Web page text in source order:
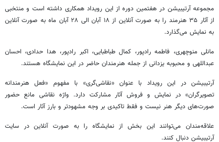
مجموعه آرتیبیشن در هفتمین دوره از این رویداد همکاری داشته است و منتخبی
از آثار ۳۵ هنرمند را به صورت آنلاین از ۱۸ آبان الی ۲۸ آبان ماه به صورت آنلاین
به نمایش می‌گذارد.
مانلی منوچهری، فاطمه رادپور، کمال طباطبایی، اکبر رادپور، هدا حدادی، احسان
عبداللهی و محبوبه یزدانی از جمله هنرمندان حاضر در این نمایشگاه هستند.
آرتیبیشن در این رویداد با عنوان «نقاشی‌گری» با مفهوم «فعل هنرمندانه
تصویرگران» در نمایش و فروش آثار مشارکت دارد. واژه نقاشی مانع حضور
صورت‌های دیگر هنر نیست و فقط تاکیدی بر وجه مشهودتر و بارز آثار است.
علاقه‌مندان می‌توانند این بخش از نمایشگاه را به صورت آنلاین در سایت
آرتیبیشن دنبال کنند.